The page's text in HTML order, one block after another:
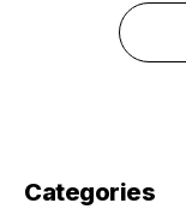
Categories